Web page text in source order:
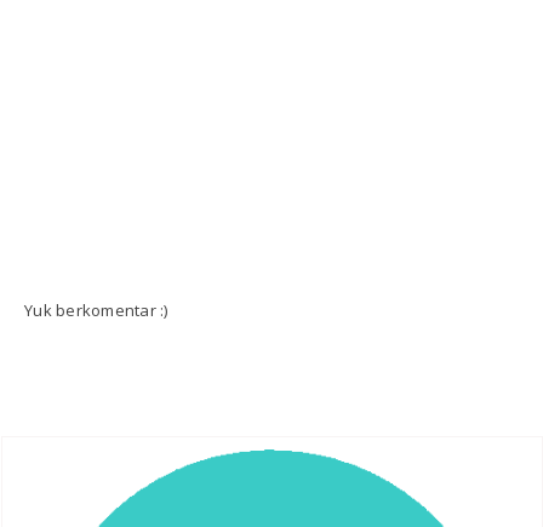
Yuk berkomentar :)